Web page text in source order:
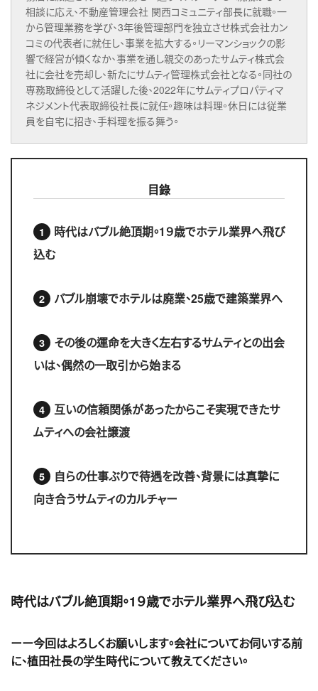
相談に応え、不動産管理会社 関西コミュニティ部長に就職。一
から管理業務を学び、3年後管理部門を独立させ株式会社カン
コミの代表者に就任し、事業を拡大する。リーマンショックの影
響で経営が傾くなか、事業を通し親交のあったサムティ株式会
社に会社を売却し、新たにサムティ管理株式会社となる。同社の
専務取締役として活躍した後、2022年にサムティプロパティマ
ネジメント代表取締役社長に就任。趣味は料理。休日には従業
員を自宅に招き、手料理を振る舞う。
目錄
時代はバブル絶頂期。1９歳でホテル業界へ飛び
込む
バブル崩壊でホテルは廃業、25歳で建築業界へ
その後の運命を大きく左右するサムティとの出会
いは、偶然の一取引から始まる
互いの信頼関係があったからこそ実現できたサ
ムティへの会社譲渡
自らの仕事ぶりで待遇を改善、背景には真摯に
向き合うサムティのカルチャー
時代はバブル絶頂期。1９歳でホテル業界へ飛び込む
ーー今回はよろしくお願いします。会社についてお伺いする前
に、植田社長の学生時代について教えてください。